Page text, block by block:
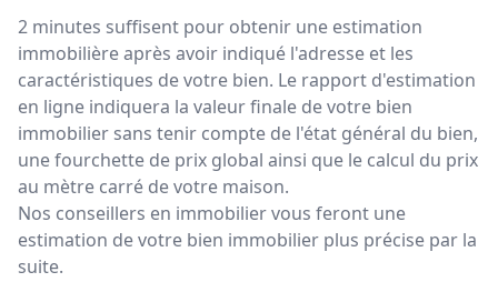
2 minutes suffisent pour obtenir une estimation
immobilière après avoir indiqué l'adresse et les
caractéristiques de votre bien. Le rapport d'estimation
en ligne indiquera la valeur finale de votre bien
immobilier sans tenir compte de l'état général du bien,
une fourchette de prix global ainsi que le calcul du prix
au mètre carré de votre maison.
Nos conseillers en immobilier vous feront une
estimation de votre bien immobilier plus précise par la
suite.